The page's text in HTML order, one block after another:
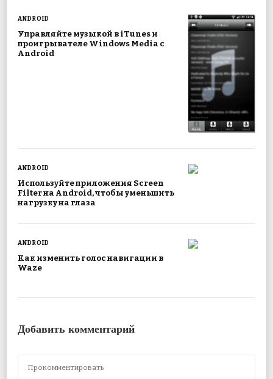
ANDROID
Управляйте музыкой в ​​iTunes и
проигрывателе Windows Media с
Android
ANDROID
Используйте приложения Screen
Filter на Android, чтобы уменьшить
нагрузку на глаза
ANDROID
Как изменить голос навигации в
Waze
Добавить комментарий